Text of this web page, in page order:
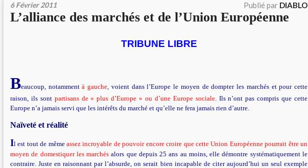
6 Février 2011 Publié par DIABLO
L’alliance des marchés et de l’Union Européenne
TRIBUNE LIBRE
Beaucoup, notammentà gauche, voient dans l’Europe le moyen de dompter les marchés et pour cette
raison, ils sont partisans de « plus d’Europe » ou d’une Europe sociale. Ils n’ont pas compris que cette
Europe n’a jamais servi que les intérêts du marché et qu’elle ne fera jamais rien d’autre.
Naïveté et réalité
Il est tout de mêmeassez incroyable de pouvoir encore croire que cette Union Européenne pourrait être un
moyen de domestiquer les marchés alors que depuis 25 ans au moins, elle démontre systématiquement le
contraire. Juste en raisonnant par l’absurde, on serait bien incapable de citer aujourd’hui un seul exemple